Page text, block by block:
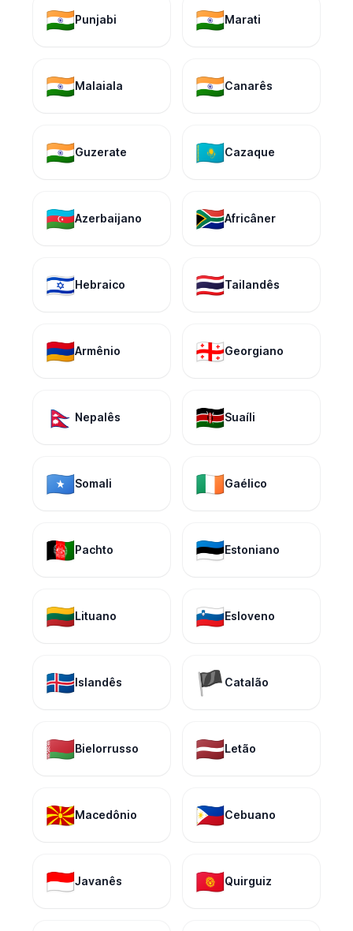
🇮🇳Punjabi 🇮🇳Marati
🇮🇳Malaiala 🇮🇳Canarês
🇮🇳Guzerate 🇰🇿Cazaque
🇦🇿Azerbaijano 🇿🇦Africâner
🇮🇱Hebraico 🇹🇭Tailandês
🇦🇲Armênio 🇬🇪Georgiano
🇳🇵 Nepalês 🇰🇪Suaíli
🇸🇴Somali 🇮🇪Gaélico
🇦🇫Pachto 🇪🇪Estoniano
🇱🇹Lituano 🇸🇮Esloveno
🇮🇸Islandês 🏴 Catalão
🇧🇾Bielorrusso 🇱🇻Letão
🇲🇰Macedônio 🇵🇭Cebuano
🇮🇩Javanês 🇰🇬Quirguiz